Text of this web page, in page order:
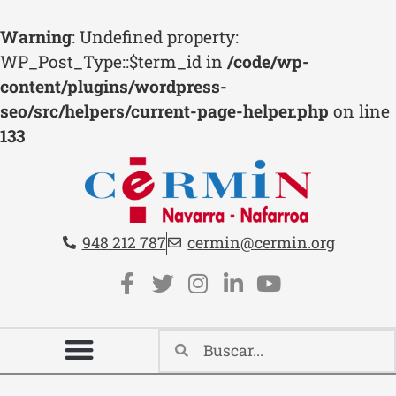
Warning: Undefined property:
WP_Post_Type::$term_id in /code/wp-
content/plugins/wordpress-
seo/src/helpers/current-page-helper.php on line
133
Contacto cabecera
Teléfono:
948 212 787 Email:
cermin@cermin.org
Redes sociales cabecera